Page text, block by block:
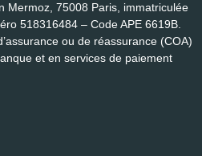
Mermoz, 75008 Paris, immatriculée
518316484 – Code APE 6619B.
ou de réassurance (COA)
et en services de paiement